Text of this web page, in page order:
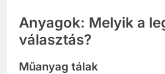
Anyagok: Melyik a
választás?
Műanyag tálak